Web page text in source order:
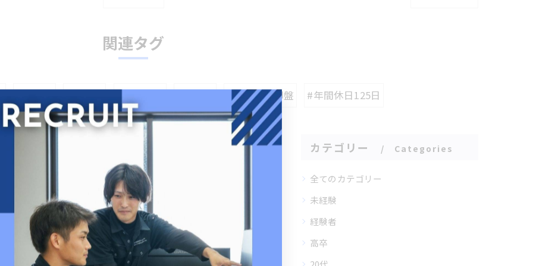
関連タグ
#堆肥用制御盤 #年間休日125日
カテゴリー Categories
全てのカテゴリー
未経験
経験者
高卒